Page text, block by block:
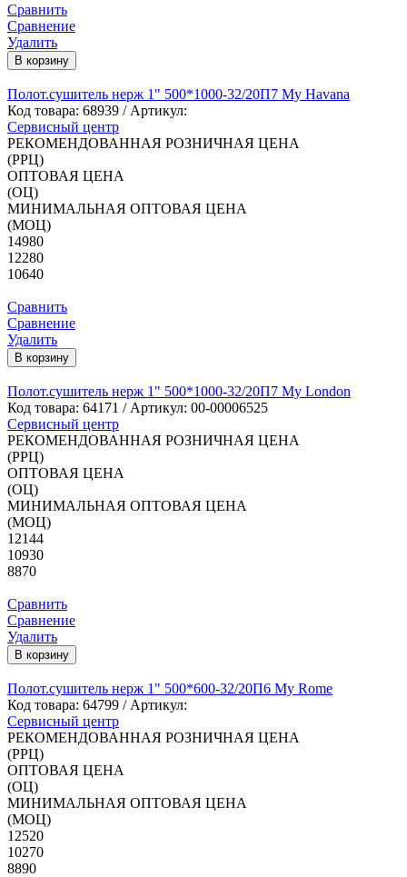
Сравнить
Сравнение
Удалить
В корзину
Полот.сушитель нерж 1" 500*1000-32/20П7 My Havana
Код товара: 68939 / Артикул:
Сервисный центр
РЕКОМЕНДОВАННАЯ РОЗНИЧНАЯ ЦЕНА
(РРЦ)
ОПТОВАЯ ЦЕНА
(ОЦ)
МИНИМАЛЬНАЯ ОПТОВАЯ ЦЕНА
(МОЦ)
14980
12280
10640
Сравнить
Сравнение
Удалить
В корзину
Полот.сушитель нерж 1" 500*1000-32/20П7 My London
Код товара: 64171 / Артикул: 00-00006525
Сервисный центр
РЕКОМЕНДОВАННАЯ РОЗНИЧНАЯ ЦЕНА
(РРЦ)
ОПТОВАЯ ЦЕНА
(ОЦ)
МИНИМАЛЬНАЯ ОПТОВАЯ ЦЕНА
(МОЦ)
12144
10930
8870
Сравнить
Сравнение
Удалить
В корзину
Полот.сушитель нерж 1" 500*600-32/20П6 My Rome
Код товара: 64799 / Артикул:
Сервисный центр
РЕКОМЕНДОВАННАЯ РОЗНИЧНАЯ ЦЕНА
(РРЦ)
ОПТОВАЯ ЦЕНА
(ОЦ)
МИНИМАЛЬНАЯ ОПТОВАЯ ЦЕНА
(МОЦ)
12520
10270
8890